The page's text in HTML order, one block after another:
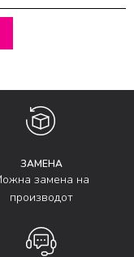
ЗАМЕНА
замена на
производот